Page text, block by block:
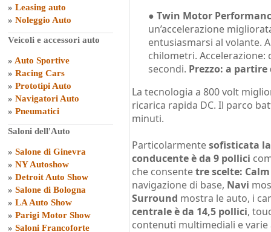
» Leasing auto
» Noleggio Auto
Veicoli e accessori auto
» Auto Sportive
» Racing Cars
» Prototipi Auto
» Navigatori Auto
» Pneumatici
Saloni dell'Auto
» Salone di Ginevra
» NY Autoshow
» Detroit Auto Show
» Salone di Bologna
» LA Auto Show
» Parigi Motor Show
» Saloni Francoforte
● Twin Motor
un’accelerazione
entusiasmarsi al volante.
chilometri. Accelerazione:
secondi. Prezzo: a
La tecnologia a 800 volt
ricarica rapida DC. Il parco
minuti.
Particolarmentesofisticata
conducente è da 9 pollici
che consentetre scelte: Calm
navigazione di base, Navi
Surround mostra le auto, i
centrale è da 14,5 pollici,
contenuti multimediali e